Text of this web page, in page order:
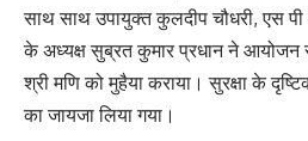
साथ साथ उपायुक्त कुलदीप चौधरी, एस
के अध्यक्ष सुब्रत कुमार प्रधान ने आयोजन
श्री मणि को मुहैया कराया। सुरक्षा के
का जायजा लिया गया।